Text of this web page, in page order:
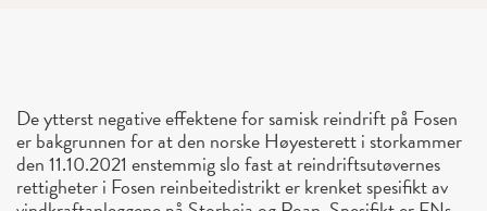
De ytterst negative effektene for samisk reindrift på Fosen
er bakgrunnen for at den norske Høyesterett i storkammer
den 11.10.2021 enstemmig slo fast at reindriftsutøvernes
rettigheter i Fosen reinbeitedistrikt er krenket spesifikt av